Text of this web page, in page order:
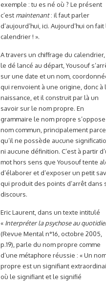
exemple : tu es né où ? Le présent
c’est maintenant: il faut parler
d’aujourd’hui, ici. Aujourd’hui on fait
calendrier ! ».
A travers un chiffrage du
le dé lancé au départ, Yousouf
sur une date et un nom,
qui renvoient à une origine, donc à
naissance, et il construit par là un
savoir sur le nom propre. En
grammaire le nom propre
nom commun, principalement parce
qu’il ne possède aucune
ni aucune définition. C’est à partir
mot hors sens que Yousouf tente
d’élaborer et d’exposer un petit
qui produit des points d’arrêt dans
discours.
Eric Laurent, dans un texte intitulé
« Interpréter la psychose au
(Revue Mental n°16, octobre 2005,
p.19), parle du nom propre comme
d’une métaphore réussie : « Un
propre est un signifiant
où le signifiant et le signifié